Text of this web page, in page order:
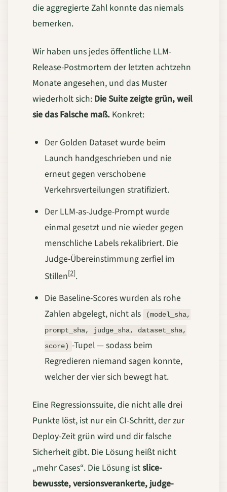
die aggregierte Zahl konnte das niemals
bemerken.
Wir haben uns jedes öffentliche LLM-
Release-Postmortem der letzten achtzehn
Monate angesehen, und das Muster
wiederholt sich: Die Suite zeigte grün, weil
sie das Falsche maß. Konkret:
Der Golden Dataset wurde beim
Launch handgeschrieben und nie
erneut gegen verschobene
Verkehrsverteilungen stratifiziert.
Der LLM-as-Judge-Prompt wurde
einmal gesetzt und nie wieder gegen
menschliche Labels rekalibriert. Die
Judge-Übereinstimmung zerfiel im
Stillen[2].
Die Baseline-Scores wurden als rohe
Zahlen abgelegt, nicht als
(model_sha,
prompt_sha, judge_sha, dataset_sha,
score) -Tupel — sodass beim
Regredieren niemand sagen konnte,
welcher der vier sich bewegt hat.
Eine Regressionssuite, die nicht alle drei
Punkte löst, ist nur ein CI-Schritt, der zur
Deploy-Zeit grün wird und dir falsche
Sicherheit gibt. Die Lösung heißt nicht
„mehr Cases“. Die Lösung istslice-
bewusste, versionsverankerte, judge-